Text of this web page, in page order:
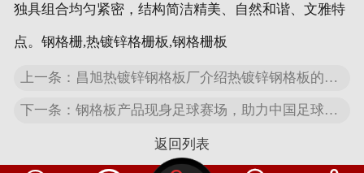
独具组合均匀紧密，结构简洁精美、自然和谐、文雅特
点。钢格栅,热镀锌格栅板,钢格栅板
上一条：昌旭热镀锌钢格板厂介绍热镀锌钢格板的使用与保养
下一条：钢格板产品现身足球赛场，助力中国足球事业蓬勃发展
返回列表